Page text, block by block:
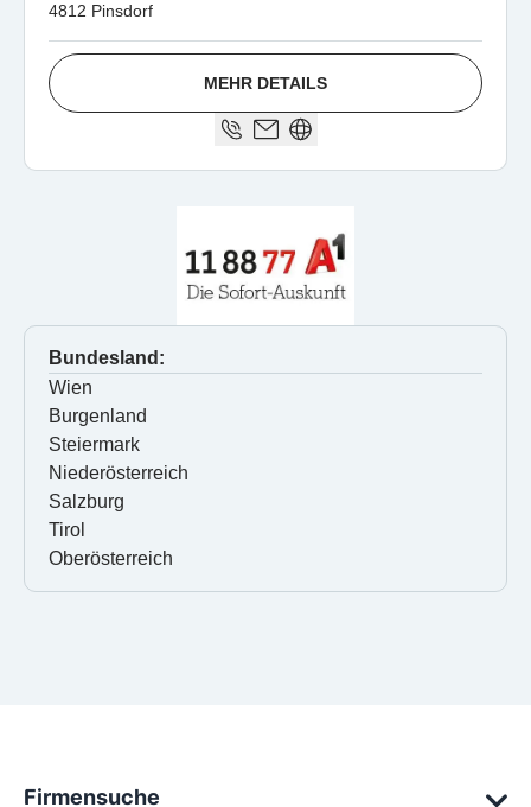
4812 Pinsdorf
MEHR DETAILS
Bundesland:
Wien
Burgenland
Steiermark
Niederösterreich
Salzburg
Tirol
Oberösterreich
Firmensuche